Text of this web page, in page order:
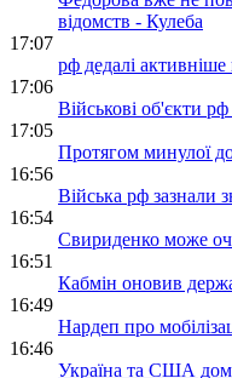
відомств - Кулеба
17:07
рф дедалі активніше
17:06
Військові об'єкти
17:05
Протягом минулої
16:56
Війська рф зазнали
16:54
Свириденко може
16:51
Кабмін оновив
16:49
Нардеп про
16:46
Україна та США